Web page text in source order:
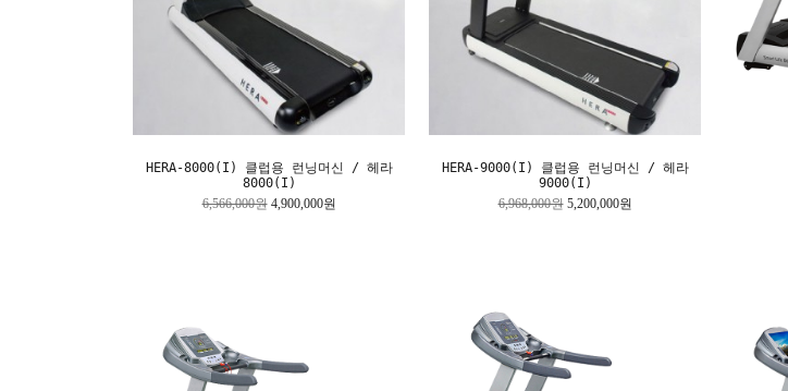
HERA-8000(I) 클럽용 런닝머신 / 헤라
8000(I)
6,566,000원 4,900,000원
HERA-9000(I) 클럽용 런닝머신 / 헤라
9000(I)
6,968,000원 5,200,000원